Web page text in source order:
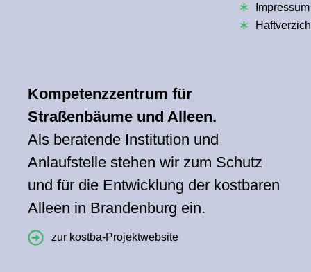
Impressum
Kompetenzzentrum für
Straßenbäume und Alleen.
Als beratende Institution und
Anlaufstelle stehen wir zum Schutz
und für die Entwicklung der kostbaren
Alleen in Brandenburg ein.
zur kostba-Projektwebsite